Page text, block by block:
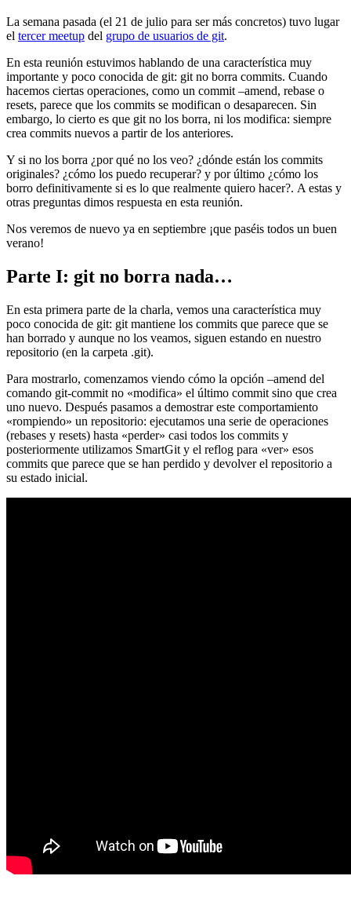
La semana pasada (el 21 de julio para ser más concretos) tuvo lugar
el tercer meetup del grupo de usuarios de git.
En esta reunión estuvimos hablando de una característica muy
importante y poco conocida de git: git no borra commits. Cuando
hacemos ciertas operaciones, como un commit –amend, rebase o
resets, parece que los commits se modifican o desaparecen. Sin
embargo, lo cierto es que git no los borra, ni los modifica: siempre
crea commits nuevos a partir de los anteriores.
Y si no los borra ¿por qué no los veo? ¿dónde están los commits
originales? ¿cómo los puedo recuperar? y por último ¿cómo los
borro definitivamente si es lo que realmente quiero hacer?. A estas y
otras preguntas dimos respuesta en esta reunión.
Nos veremos de nuevo ya en septiembre ¡que paséis todos un buen
verano!
Parte I: git no borra nada…
En esta primera parte de la charla, vemos una característica muy
poco conocida de git: git mantiene los commits que parece que se
han borrado y aunque no los veamos, siguen estando en nuestro
repositorio (en la carpeta .git).
Para mostrarlo, comenzamos viendo cómo la opción –amend del
comando git-commit no «modifica» el último commit sino que crea
uno nuevo. Después pasamos a demostrar este comportamiento
«rompiendo» un repositorio: ejecutamos una serie de operaciones
(rebases y resets) hasta «perder» casi todos los commits y
posteriormente utilizamos SmartGit y el reflog para «ver» esos
commits que parece que se han perdido y devolver el repositorio a
su estado inicial.